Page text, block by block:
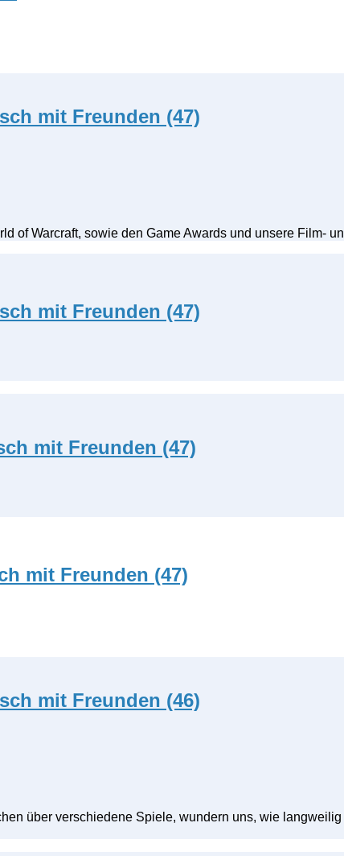
mit Freunden (47)
of Warcraft, sowie den Game Awards und unsere Film-
mit Freunden (47)
mit Freunden (47)
mit Freunden (47)
mit Freunden (46)
über verschiedene Spiele, wundern uns, wie